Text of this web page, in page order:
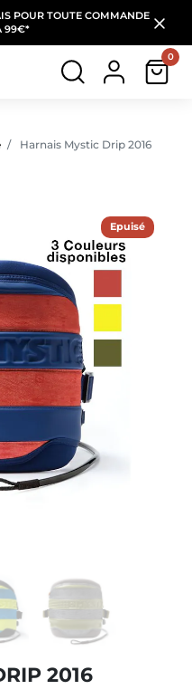
POUR TOUTE COMMANDE
99€*
0
Harnais Mystic Drip 2016
Epuisé
2016